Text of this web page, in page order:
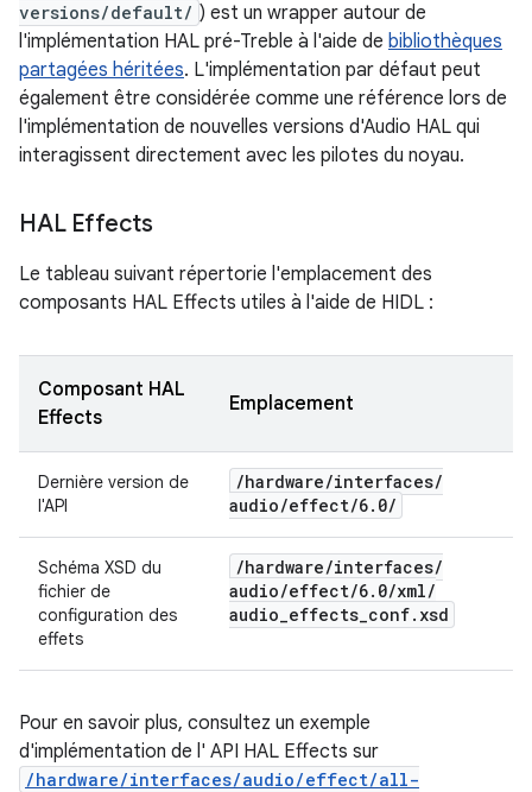
versions/default/ ) est un wrapper autour de
l'implémentation HAL pré-Treble à l'aide de bibliothèques
partagées héritées. L'implémentation par défaut peut
également être considérée comme une référence lors de
l'implémentation de nouvelles versions d'Audio HAL qui
interagissent directement avec les pilotes du noyau.
HAL Effects
Le tableau suivant répertorie l'emplacement des
composants HAL Effects utiles à l'aide de HIDL :
Composant HAL
Effects
Emplacement
Dernière version de
l'API
/hardware/interfaces/
audio/effect/6. 0/
Schéma XSD du
fichier de
configuration des
effets
/hardware/interfaces/
audio/effect/6. 0/xml/
audio_effects_conf. xsd
Pour en savoir plus, consultez un exemple
d'implémentation de l' API HAL Effects sur
/hardware/interfaces/audio/effect/all-